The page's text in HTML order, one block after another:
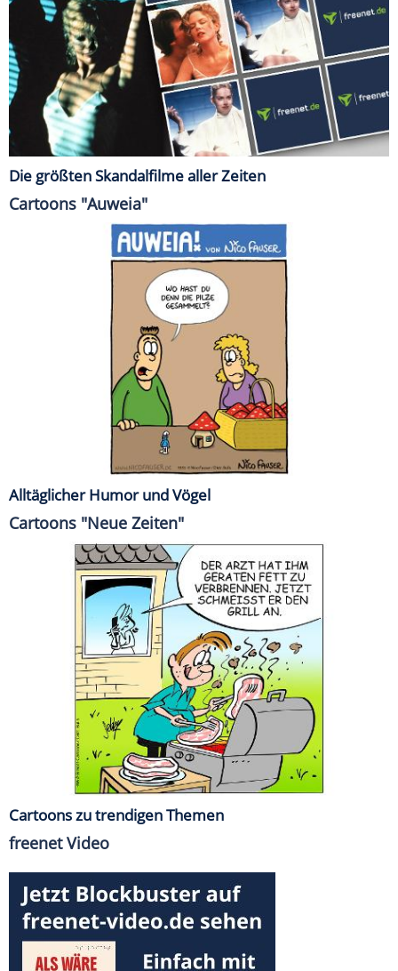
Die größten Skandalfilme aller Zeiten
Cartoons "Auweia"
Alltäglicher Humor und Vögel
Cartoons "Neue Zeiten"
Cartoons zu trendigen Themen
freenet Video